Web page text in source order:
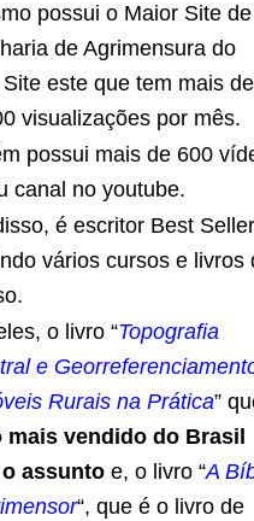
possui o Maior Site de
de Agrimensura do
este que tem mais de
visualizações por mês.
possui mais de 600
canal no youtube.
é escritor Best
vários cursos e livros
o livro “Topografia
e
Rurais na Prática”
mais vendido do Brasil
o assuntoe, o livro “A
“, que é o livro de